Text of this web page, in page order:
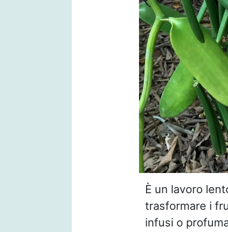
È un lavoro
trasformare i
infusi o